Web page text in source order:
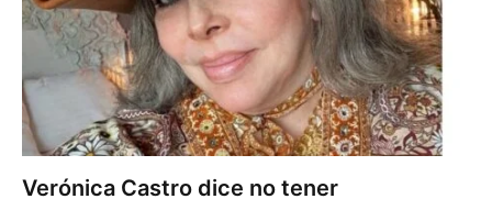
Verónica Castro dice no tener